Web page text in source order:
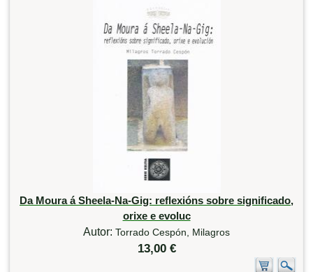
Da Moura á Sheela-Na-Gig: reflexións sobre significado,
orixe e evoluc
Autor: Torrado Cespón, Milagros
13,00 €